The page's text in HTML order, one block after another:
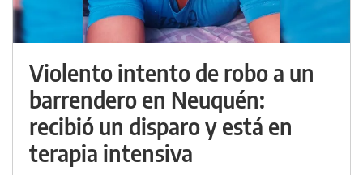
Violento intento de robo a un
barrendero en Neuquén:
recibió un disparo y está en
terapia intensiva